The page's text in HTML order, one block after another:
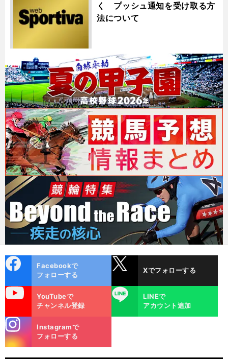
く プッシュ通知を受け取る方
法について
ok
Facebookで
フォローする
Xでフォローする
YouTubeで
チャンネル登録
LINE
LINEで
アカウント追加
m
Instagramで
フォローする